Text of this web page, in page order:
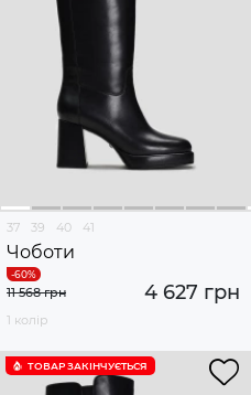
37 39 40 41
Чоботи
4 627 грн
11 568 грн
1 колір
ТОВАР ЗАКІНЧУЄTЬСЯ